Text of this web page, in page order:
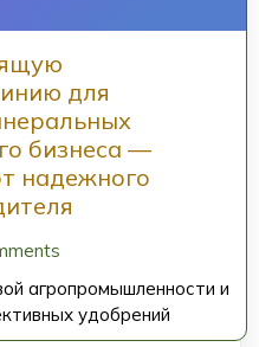
для
бизнеса —
надежного
агропромышленности и
удобрений